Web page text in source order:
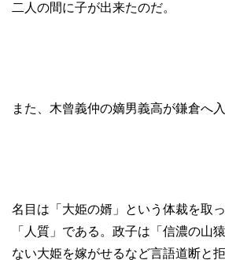
二人の間に子が出来たのだ。
また、木曾義仲の嫡男義高が鎌倉へ入
名目は「大姫の婿」という体裁を取
「人質」である。政子は「信濃の山
ない大姫を嫁がせるなど言語道断と